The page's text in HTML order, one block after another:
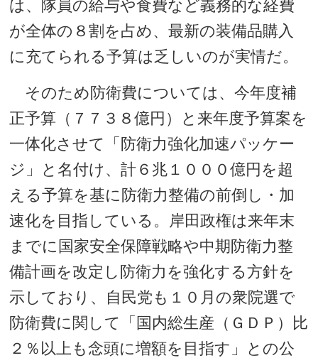
は、隊員の給与や食費など義務的な経費
が全体の８割を占め、最新の装備品購入
に充てられる予算は乏しいのが実情だ。
そのため防衛費については、今年度補
正予算（７７３８億円）と来年度予算案を
一体化させて「防衛力強化加速パッケー
ジ」と名付け、計６兆１０００億円を超
える予算を基に防衛力整備の前倒し・加
速化を目指している。岸田政権は来年末
までに国家安全保障戦略や中期防衛力整
備計画を改定し防衛力を強化する方針を
示しており、自民党も１０月の衆院選で
防衛費に関して「国内総生産（ＧＤＰ）比
２％以上も念頭に増額を目指す」との公